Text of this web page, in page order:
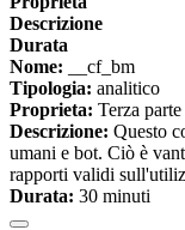
Descrizione
Durata
Nome: __cf_bm
Tipologia: analitico
Proprieta: Terza parte
Descrizione: Questo
umani e bot. Ciò è
rapporti validi
Durata: 30 minuti